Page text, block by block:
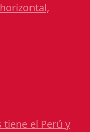
el Perú y